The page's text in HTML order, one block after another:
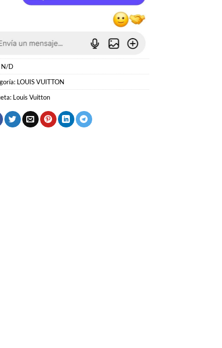
N/D
LOUIS VUITTON
Louis Vuitton